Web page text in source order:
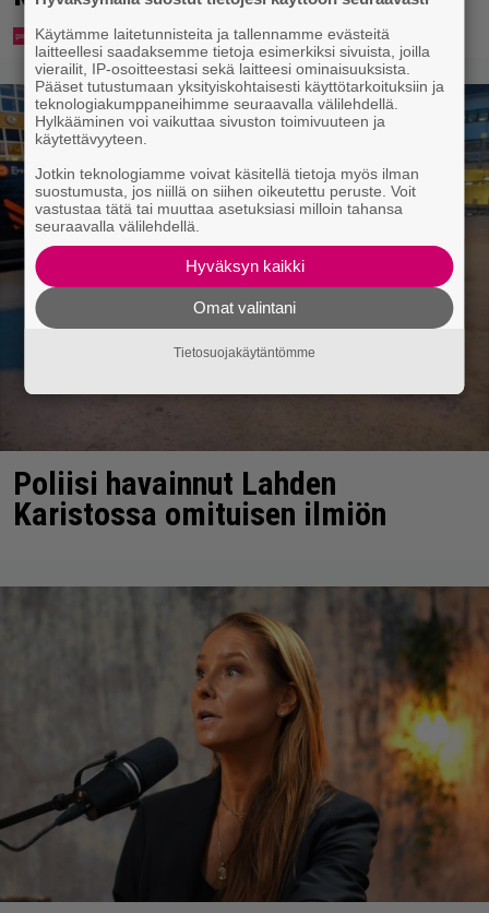
Poliisi havainnut Lahden
Karistossa omituisen ilmiön
Käytämme laitetunnisteita ja tallennamme evästeitä
laitteellesi saadaksemme tietoja esimerkiksi sivuista, joilla
vierailit, IP-osoitteestasi sekä laitteesi ominaisuuksista.
Pääset tutustumaan yksityiskohtaisesti käyttötarkoituksiin ja
teknologiakumppaneihimme seuraavalla välilehdellä.
Hylkääminen voi vaikuttaa sivuston toimivuuteen ja
käytettävyyteen.
Jotkin teknologiamme voivat käsitellä tietoja myös ilman
suostumusta, jos niillä on siihen oikeutettu peruste. Voit
vastustaa tätä tai muuttaa asetuksiasi milloin tahansa
seuraavalla välilehdellä.
Hyväksyn kaikki
Omat valintani
Tietosuojakäytäntömme